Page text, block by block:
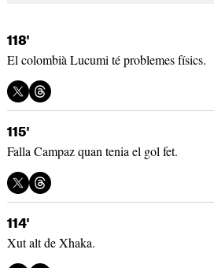
118'
El colombià Lucumi té problemes físics.
115'
Falla Campaz quan tenia el gol fet.
114'
Xut alt de Xhaka.